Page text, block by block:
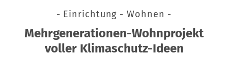
- Einrichtung - Wohnen -
Mehrgenerationen-Wohnprojekt
voller Klimaschutz-Ideen